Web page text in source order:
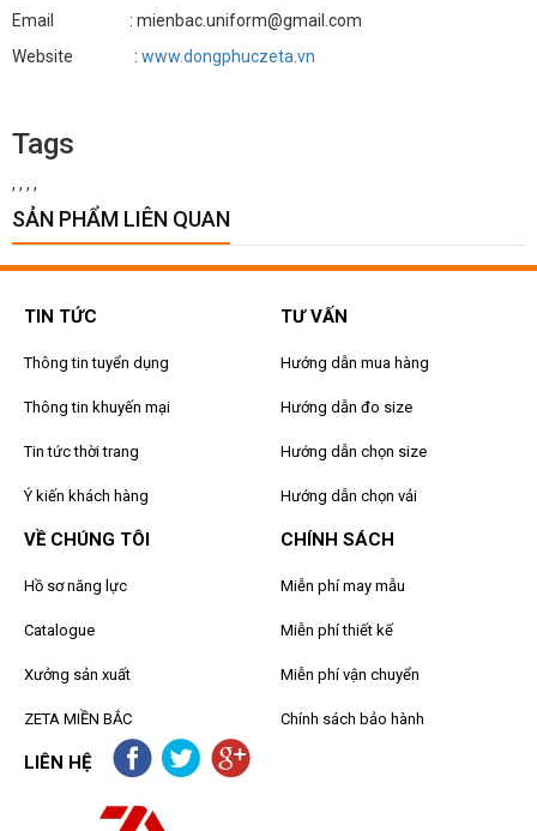
Email : mienbac.uniform@gmail.com
Website : www.dongphuczeta.vn
Tags
, , , ,
SẢN PHẨM LIÊN QUAN
TIN TỨC
Thông tin tuyển dụng
Thông tin khuyến mại
Tin tức thời trang
Ý kiến khách hàng
TƯ VẤN
Hướng dẫn mua hàng
Hướng dẫn đo size
Hướng dẫn chọn size
Hướng dẫn chọn vải
VỀ CHÚNG TÔI
Hồ sơ năng lực
Catalogue
Xưởng sản xuất
ZETA MIỀN BẮC
CHÍNH SÁCH
Miễn phí may mẫu
Miễn phí thiết kế
Miễn phí vận chuyển
Chính sách bảo hành
LIÊN HỆ